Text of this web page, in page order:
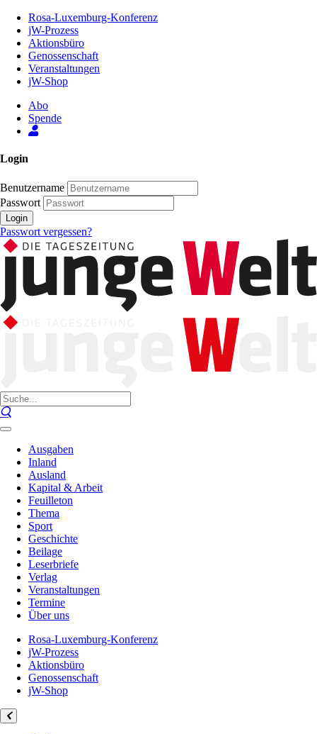
Inhalt
Seite
Rosa-Luxemburg-Konferenz
jW-Prozess
Aktionsbüro
Genossenschaft
Veranstaltungen
jW-Shop
Abo
Spende
Login
Benutzername
Passwort
Login
Passwort vergessen?
Ausgaben
Inland
Ausland
Kapital & Arbeit
Feuilleton
Thema
Sport
Geschichte
Beilage
Leserbriefe
Verlag
Veranstaltungen
Termine
Über uns
Rosa-Luxemburg-Konferenz
jW-Prozess
Aktionsbüro
Genossenschaft
jW-Shop